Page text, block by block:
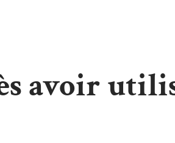
avoir